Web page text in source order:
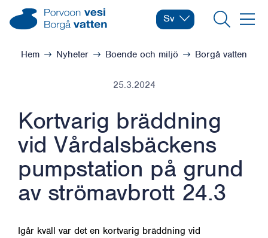
Hoppa till innehåll
Meny
Borgå vatten – Gå till startsidan
Byt språk
Nuvarande språk:
Sv
Sök
Bläddra:
Hem Nyheter Boende och miljö Borgå vatten
25.3.2024
Kortvarig bräddning
vid Vårdalsbäckens
pumpstation på grund
av strömavbrott 24.3
Igår kväll var det en kortvarig bräddning vid